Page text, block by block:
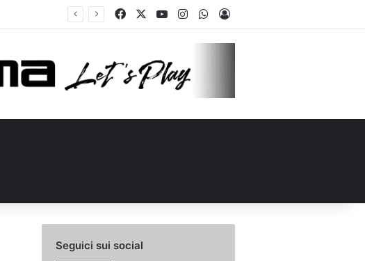
FacebookYou TubeInstagramWhatsApp
Accedi
Seguici sui social